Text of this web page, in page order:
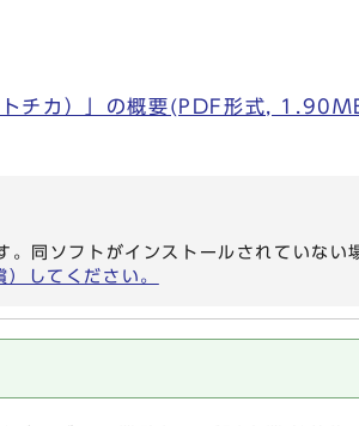
チカ）」の概要(PDF形式,
同ソフトがインストールされていない
してください。